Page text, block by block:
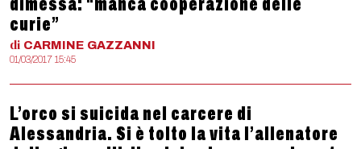
curie”
di CARMINE GAZZANNI
01/03/2017 15:45
L’orco si suicida nel carcere di
Alessandria. Si è tolto la vita l’allenatore